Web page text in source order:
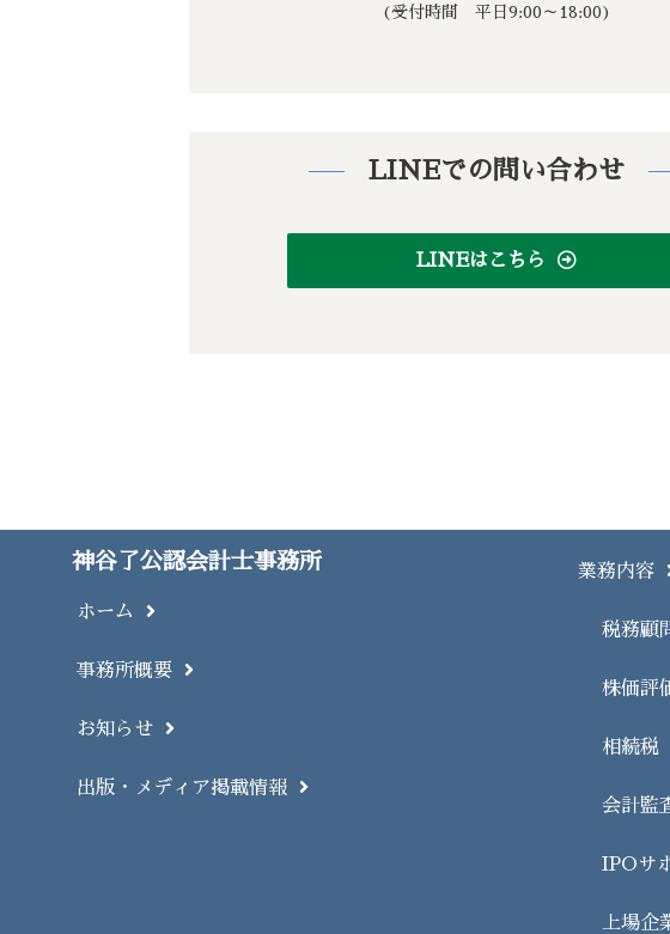
(受付時間 平日9:00～18:00)
LINEでの問い合わせ
LINEはこちら
神谷了公認会計士事務所
ホーム
事務所概要
お知らせ
出版・メディア掲載情報
業務内容
税務顧
株価評
相続税
会計監
IPOサ
上場企